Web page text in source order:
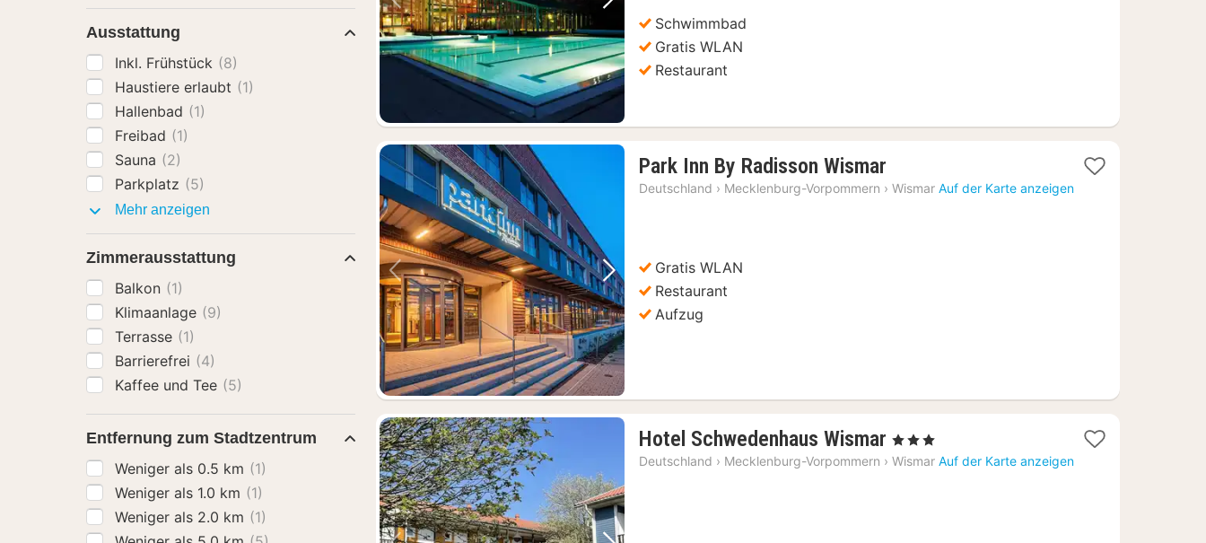
Vorheriges Bild Nächstes Bild
Schwimmbad
Gratis WLAN
Restaurant
Vorheriges Bild Nächstes Bild
Park Inn By Radisson Wismar
Nacht
Deutschland › Mecklenburg-Vorpommern › Wismar Auf der Karte anzeigen
Gratis WLAN
Restaurant
Aufzug
Hotel Schwedenhaus Wismar 1
Nacht
, 3 Sterne
Deutschland › Mecklenburg-Vorpommern › Wismar Auf der Karte anzeigen
Ausstattung
Inkl. Frühstück (8)
Haustiere erlaubt (1)
Hallenbad (1)
Freibad (1)
Sauna (2)
Parkplatz (5)
Mehr anzeigen
Zimmerausstattung
Balkon (1)
Klimaanlage (9)
Terrasse (1)
Barrierefrei (4)
Kaffee und Tee (5)
Entfernung zum Stadtzentrum
Weniger als 0.5 km (1)
Weniger als 1.0 km (1)
Weniger als 2.0 km (1)